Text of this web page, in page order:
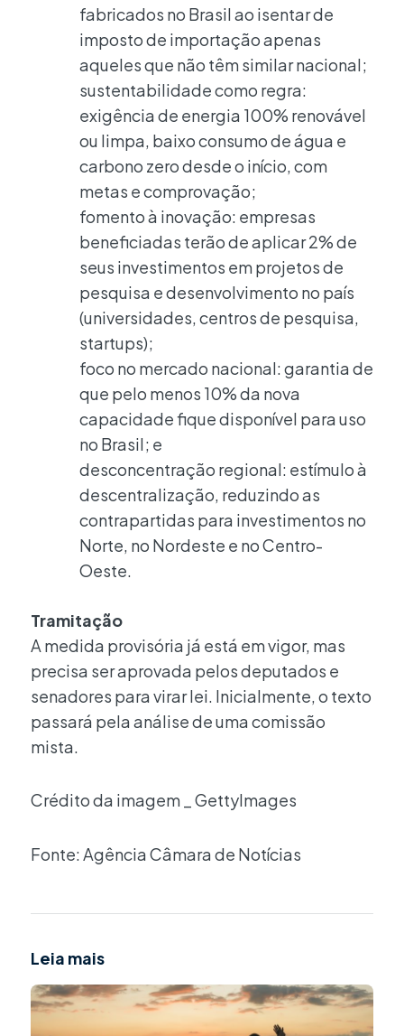
fabricados no Brasil ao isentar de
imposto de importação apenas
aqueles que não têm similar nacional;
sustentabilidade como regra:
exigência de energia 100% renovável
ou limpa, baixo consumo de água e
carbono zero desde o início, com
metas e comprovação;
fomento à inovação: empresas
beneficiadas terão de aplicar 2% de
seus investimentos em projetos de
pesquisa e desenvolvimento no país
(universidades, centros de pesquisa,
startups);
foco no mercado nacional: garantia de
que pelo menos 10% da nova
capacidade fique disponível para uso
no Brasil; e
desconcentração regional: estímulo à
descentralização, reduzindo as
contrapartidas para investimentos no
Norte, no Nordeste e no Centro-
Oeste.
Tramitação
A medida provisória já está em vigor, mas
precisa ser aprovada pelos deputados e
senadores para virar lei. Inicialmente, o texto
passará pela análise de uma comissão
mista.
Crédito da imagem _ GettyImages
Fonte: Agência Câmara de Notícias
Leia mais